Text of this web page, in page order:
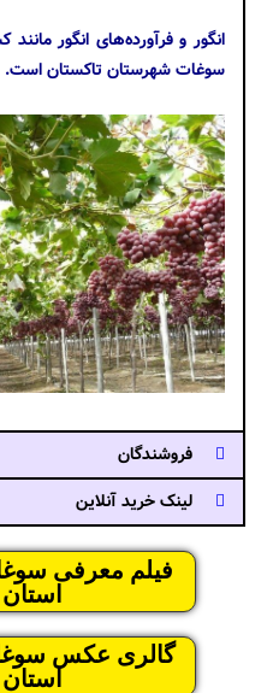
انگور و فرآورده‌های انگور
سوغات شهرستان تاکستان است.
فروشندگان
لینک خرید آنلاین
فیلم معرفی
گالری عکس